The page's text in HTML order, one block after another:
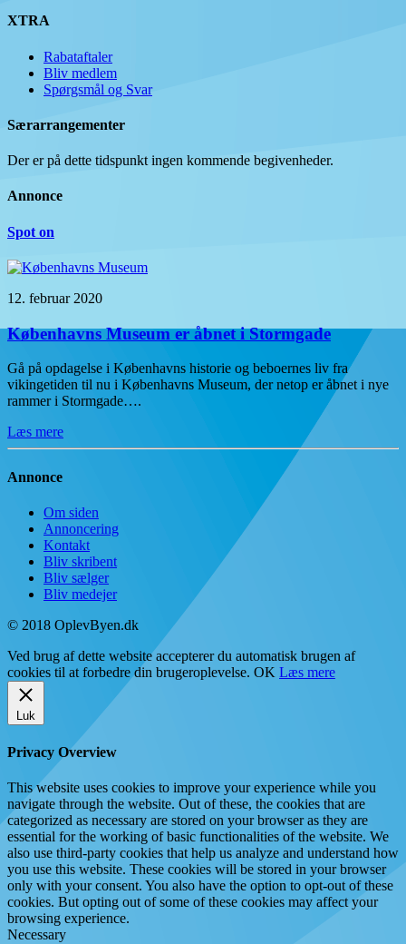
XTRA
Rabataftaler
Bliv medlem
Spørgsmål og Svar
Særarrangementer
Der er på dette tidspunkt ingen kommende begivenheder.
Annonce
Spot on
12. februar 2020
Københavns Museum er åbnet i Stormgade
Gå på opdagelse i Københavns historie og beboernes liv fra
vikingetiden til nu i Københavns Museum, der netop er åbnet i nye
rammer i Stormgade….
Læs mere
Annonce
Om siden
Annoncering
Kontakt
Bliv skribent
Bliv sælger
Bliv medejer
© 2018 OplevByen.dk
Ved brug af dette website accepterer du automatisk brugen af
cookies til at forbedre din brugeroplevelse. OK Læs mere
Luk
Privacy Overview
This website uses cookies to improve your experience while you
navigate through the website. Out of these, the cookies that are
categorized as necessary are stored on your browser as they are
essential for the working of basic functionalities of the website. We
also use third-party cookies that help us analyze and understand how
you use this website. These cookies will be stored in your browser
only with your consent. You also have the option to opt-out of these
cookies. But opting out of some of these cookies may affect your
browsing experience.
Necessary